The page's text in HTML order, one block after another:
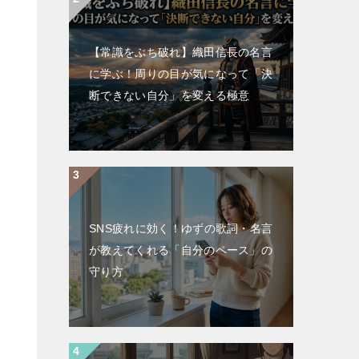
【常識をぶち破れ】織田信長の名言
に学ぶ！周りの目が気になって「決
断できない自分」を変える極意
SNS疲れに効く！ゆずの歌詞・名言
が教えてくれる「自分のペース」の
守り方